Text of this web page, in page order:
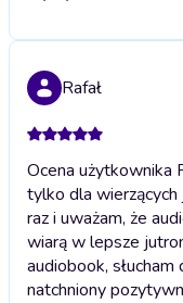
Rafał
Ocena użytkownika
tylko dla wierzących
raz i uważam, że
wiarą w lepsze jutro
audiobook,
natchniony